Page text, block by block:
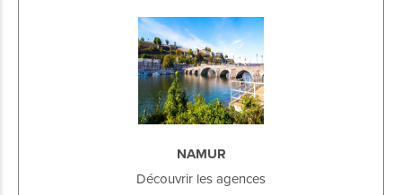
NAMUR
Découvrir les agences